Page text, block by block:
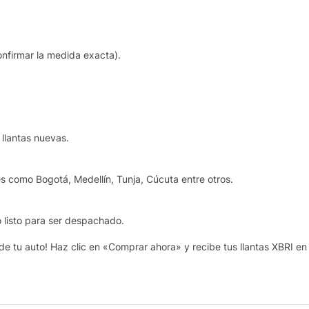
la medida exacta).
nuevas.
como Bogotá, Medellín, Tunja, Cúcuta entre otros.
para ser despachado.
tu auto! Haz clic en «Comprar ahora» y recibe tus llantas XBRI